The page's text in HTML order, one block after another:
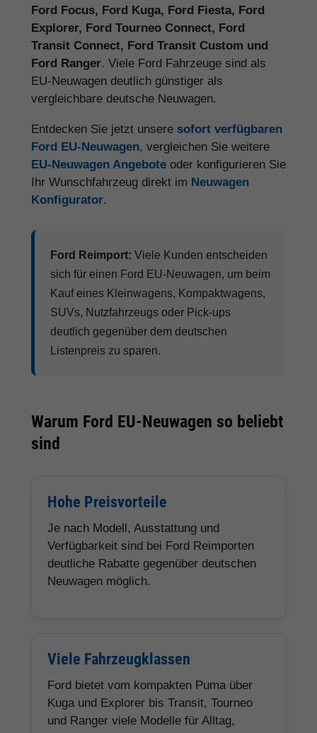
Ford Focus, Ford Kuga, Ford Fiesta, Ford
Explorer, Ford Tourneo Connect, Ford
Transit Connect, Ford Transit Custom und
Ford Ranger. Viele Ford Fahrzeuge sind als
EU-Neuwagen deutlich günstiger als
vergleichbare deutsche Neuwagen.
Entdecken Sie jetzt unsere sofort verfügbaren
Ford EU-Neuwagen, vergleichen Sie weitere
EU-Neuwagen Angebote oder konfigurieren Sie
Ihr Wunschfahrzeug direkt im Neuwagen
Konfigurator.
Ford Reimport: Viele Kunden entscheiden
sich für einen Ford EU-Neuwagen, um beim
Kauf eines Kleinwagens, Kompaktwagens,
SUVs, Nutzfahrzeugs oder Pick-ups
deutlich gegenüber dem deutschen
Listenpreis zu sparen.
Warum Ford EU-Neuwagen so beliebt
sind
Hohe Preisvorteile
Je nach Modell, Ausstattung und
Verfügbarkeit sind bei Ford Reimporten
deutliche Rabatte gegenüber deutschen
Neuwagen möglich.
Viele Fahrzeugklassen
Ford bietet vom kompakten Puma über
Kuga und Explorer bis Transit, Tourneo
und Ranger viele Modelle für Alltag,